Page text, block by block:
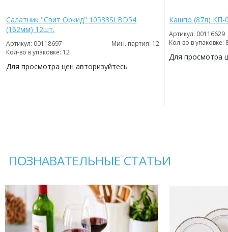
Салатник "Свит Оркид" 10533SLBD54
(162мм) 12шт.
Артикул: 00118697
Мин. партия: 12
Кол-во в упаковке: 12
Для просмотра цен авторизуйтесь
Кашпо (87л) КП-
Артикул: 00116629
Кол-во в упаковке:
Для просмотра
ПОЗНАВАТЕЛЬНЫЕ СТАТЬИ